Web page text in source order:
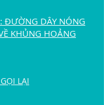
ĐƯỜNG DÂY NÓNG
KHỦNG HOẢNG
LẠI